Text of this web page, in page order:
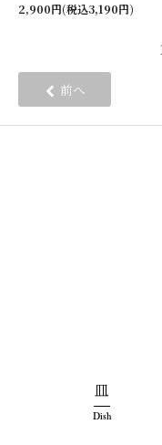
2,900円(税込3,190円)
前へ
皿
Dish